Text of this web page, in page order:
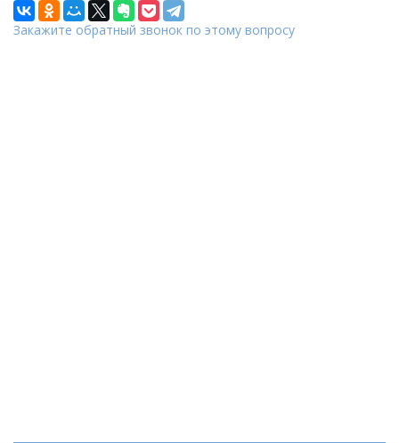
Закажите обратный звонок по этому вопросу